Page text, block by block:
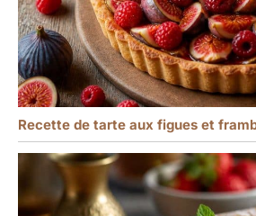
Recette de tarte aux figues et